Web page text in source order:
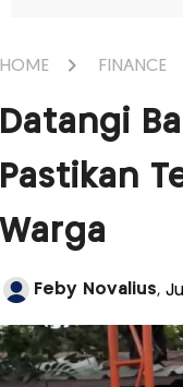
HOME FINANCE
Datangi
Pastikan
Warga
Feby Novalius,